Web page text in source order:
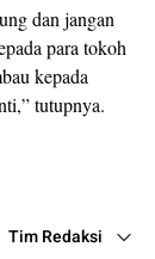
dan jangan
para tokoh
kepada
tutupnya.
Tim Redaksi